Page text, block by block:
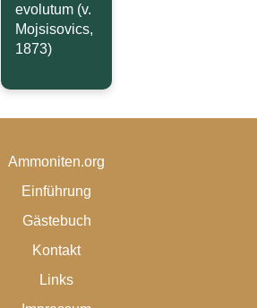
evolutum (v.
Mojsisovics,
1873)
Ammoniten.org
Einführung
Gästebuch
Kontakt
Links